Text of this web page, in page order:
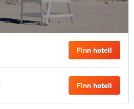
Finn hotell
Finn hotell